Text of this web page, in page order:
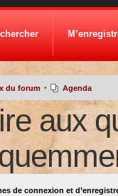
du forum • Agenda
aux
de connexion et